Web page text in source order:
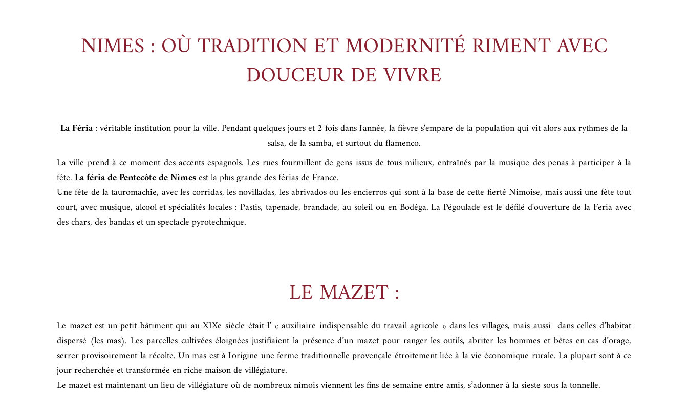
NIMES : OÙ TRADITION ET MODERNITÉ RIMENT AVEC
DOUCEUR DE VIVRE
La Féria: véritable institution pour la ville. Pendant quelques jours et 2 fois dans l'année, la fièvre s'empare de la population qui vit alors aux rythmes de la
salsa, de la samba, et surtout du flamenco.
La ville prend à ce moment des accents espagnols. Les rues fourmillent de gens issus de tous milieux, entraînés par la musique des penas à participer à la
fête.La féria de Pentecôte de Nîmesest la plus grande des férias de France.
Une fête de la tauromachie, avec les corridas, les novilladas, les abrivados ou les encierros qui sont à la base de cette fierté Nimoise, mais aussi une fête tout
court, avec musique, alcool et spécialités locales : Pastis, tapenade, brandade, au soleil ou en Bodéga. La Pégoulade est le défilé d'ouverture de la Feria avec
des chars, des bandas et un spectacle pyrotechnique.
LE MAZET :
Le mazet est un petit bâtiment qui au XIXe siècle était l’ « auxiliaire indispensable du travail agricole » dans les villages, mais aussi dans celles d’habitat
dispersé (les mas). Les parcelles cultivées éloignées justifiaient la présence d’un mazet pour ranger les outils, abriter les hommes et bêtes en cas d’orage,
serrer provisoirement la récolte. Un mas est à l'origine une ferme traditionnelle provençale étroitement liée à la vie économique rurale. La plupart sont à ce
jour recherchée et transformée en riche maison de villégiature.
Le mazet est maintenant un lieu de villégiature où de nombreux nîmois viennent les fins de semaine entre amis, s’adonner à la sieste sous la tonnelle.